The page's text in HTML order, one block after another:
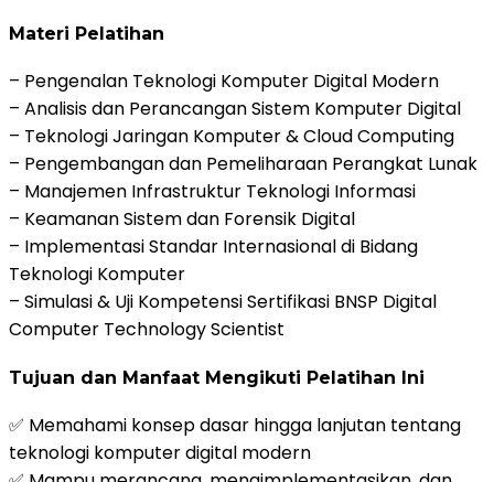
Materi Pelatihan
– Pengenalan Teknologi Komputer Digital Modern
– Analisis dan Perancangan Sistem Komputer Digital
– Teknologi Jaringan Komputer & Cloud Computing
– Pengembangan dan Pemeliharaan Perangkat Lunak
– Manajemen Infrastruktur Teknologi Informasi
– Keamanan Sistem dan Forensik Digital
– Implementasi Standar Internasional di Bidang
Teknologi Komputer
– Simulasi & Uji Kompetensi Sertifikasi BNSP Digital
Computer Technology Scientist
Tujuan dan Manfaat Mengikuti Pelatihan Ini
✅ Memahami konsep dasar hingga lanjutan tentang
teknologi komputer digital modern